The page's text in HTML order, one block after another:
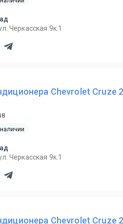
Черкасская 9к.1
Chevrolet Cruze
Черкасская 9к.1
Chevrolet Cruze